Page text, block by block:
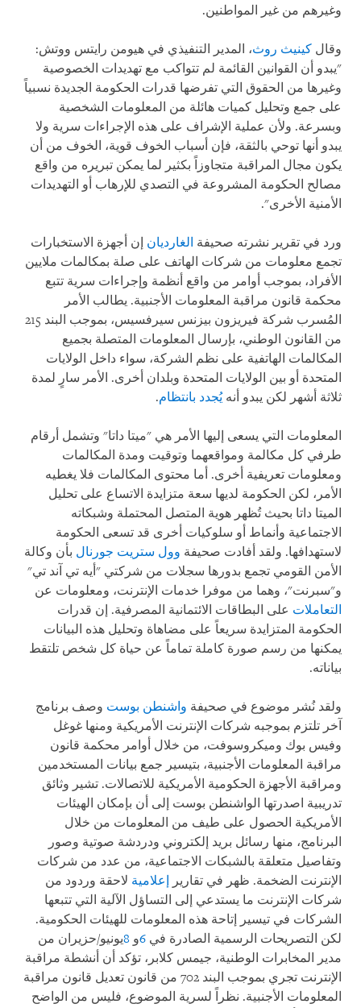
وغيرهم من غير المواطنين.
وقال كينيث روث، المدير التنفيذي في هيومن رايتس ووتش:
"يبدو أن القوانين القائمة لم تتواكب مع تهديدات الخصوصية
وغيرها من الحقوق التي تفرضها قدرات الحكومة الجديدة نسبياً
على جمع وتحليل كميات هائلة من المعلومات الشخصية
وبسرعة. ولأن عملية الإشراف على هذه الإجراءات سرية ولا
يبدو أنها توحي بالثقة، فإن أسباب الخوف قوية، الخوف من أن
يكون مجال المراقبة متجاوزاً بكثير لما يمكن تبريره من واقع
مصالح الحكومة المشروعة في التصدي للإرهاب أو التهديدات
الأمنية الأخرى".
ورد في تقرير نشرته صحيفة الغارديان إن أجهزة الاستخبارات
تجمع معلومات من شركات الهاتف على صلة بمكالمات ملايين
الأفراد، بموجب أوامر من واقع أنظمة وإجراءات سرية تتبع
محكمة قانون مراقبة المعلومات الأجنبية. يطالب الأمر
المُسرب شركة فيريزون بيزنس سيرفسيس، بموجب البند 215
من القانون الوطني، بإرسال المعلومات المتصلة بجميع
المكالمات الهاتفية على نظم الشركة، سواء داخل الولايات
المتحدة أو بين الولايات المتحدة وبلدان أخرى. الأمر سارٍ لمدة
ثلاثة أشهر لكن يبدو أنهيُجدد بانتظام.
المعلومات التي يسعى إليها الأمر هي "ميتا داتا" وتشمل أرقام
طرفي كل مكالمة ومواقعهما وتوقيت ومدة المكالمات
ومعلومات تعريفية أخرى. أما محتوى المكالمات فلا يغطيه
الأمر، لكن الحكومة لديها سعة متزايدة الاتساع على تحليل
الميتا داتا بحيث تُظهر هوية المتصل المحتملة وشبكاته
الاجتماعية وأنماط أو سلوكيات أخرى قد تسعى الحكومة
لاستهدافها. ولقد أفادت صحيفة وول ستريت جورنال بأن وكالة
الأمن القومي تجمع بدورها سجلات من شركتي "أيه تي آند تي"
و"سبرنت"، وهما من موفرا خدمات الإنترنت، ومعلومات عن
التعاملات على البطاقات الائتمانية المصرفية. إن قدرات
الحكومة المتزايدة سريعاً على مضاهاة وتحليل هذه البيانات
يمكنها من رسم صورة كاملة تماماً عن حياة كل شخص تلتقط
بياناته.
ولقد نُشر موضوع في صحيفة واشنطن بوست وصف برنامج
آخر تلتزم بموجبه شركات الإنترنت الأمريكية ومنها غوغل
وفيس بوك وميكروسوفت، من خلال أوامر محكمة قانون
مراقبة المعلومات الأجنبية، بتيسير جمع بيانات المستخدمين
ومراقبة الأجهزة الحكومية الأمريكية للاتصالات. تشير وثائق
تدريبية اصدرتها الواشنطن بوست إلى أن بإمكان الهيئات
الأمريكية الحصول على طيف من المعلومات من خلال
البرنامج، منها رسائل بريد إلكتروني ودردشة صوتية وصور
وتفاصيل متعلقة بالشبكات الاجتماعية، من عدد من شركات
الإنترنت الضخمة. ظهر في تقارير إعلامية لاحقة وردود من
شركات الإنترنت ما يستدعي إلى التساؤل الآلية التي تتبعها
الشركات في تيسير إتاحة هذه المعلومات للهيئات الحكومية.
لكن التصريحات الرسمية الصادرة في 6و 8يونيو/حزيران من
مدير المخابرات الوطنية، جيمس كلابر، تؤكد أن أنشطة مراقبة
الإنترنت تجري بموجب البند 702 من قانون تعديل قانون مراقبة
المعلومات الأجنبية. نظراً لسرية الموضوع، فليس من الواضح